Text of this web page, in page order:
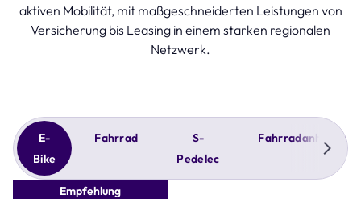
aktiven Mobilität, mit maßgeschneiderten Leistungen von
Versicherung bis Leasing in einem starken regionalen
Netzwerk.
E-
Bike
Fahrrad
S-
Pedelec
Fahrradanhänger
Empfehlung